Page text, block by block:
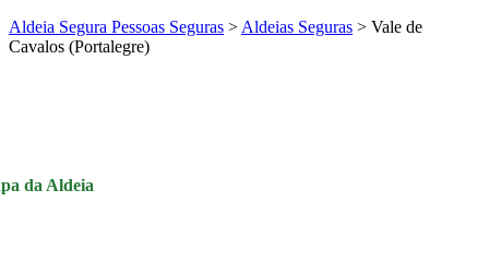
Aldeia Segura Pessoas Seguras > Aldeias Seguras > Vale de
Cavalos (Portalegre)
da Aldeia